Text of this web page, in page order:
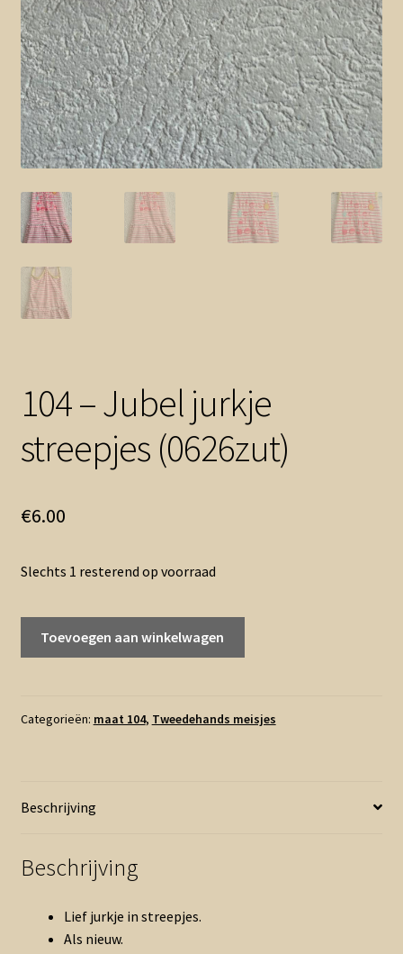
104 – Jubel jurkje
streepjes (0626zut)
€6.00
Slechts 1 resterend op voorraad
streepjes
Toevoegen aan winkelwagen
Categorieën: maat 104, Tweedehands meisjes
Beschrijving
Beschrijving
Lief jurkje in streepjes.
Als nieuw.